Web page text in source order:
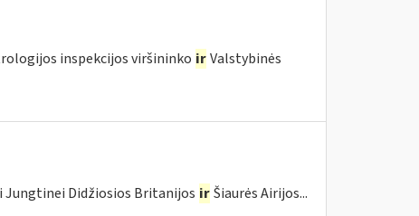
inspekcijos viršininko ir Valstybinės
Didžiosios Britanijos ir Šiaurės Airijos...